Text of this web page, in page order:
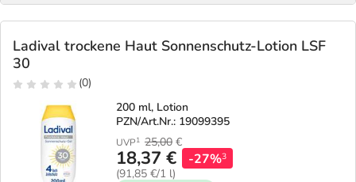
Ladival trockene Haut Sonnenschutz-Lotion LSF
30
(0)
200 ml, Lotion
PZN/Art.Nr.: 19099395
UVP1 25,00 €
18,37 €
(91,85 €/1 l)
-27%3